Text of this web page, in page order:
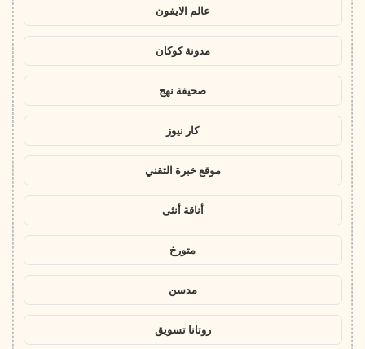
عالم الايفون
مدونة كوكان
صحيفة نهج
كار نيوز
موقع خبرة التقني
أناقة أنثى
متورخ
مدسن
روتانا تسويق